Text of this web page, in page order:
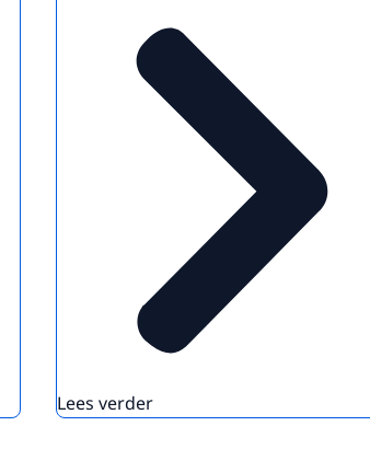
Lees verder